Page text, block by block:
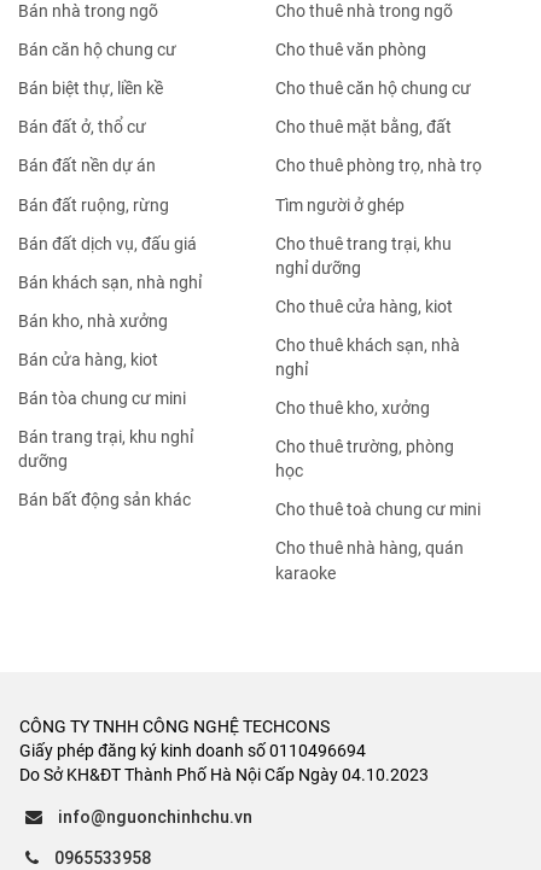
Bán nhà trong ngõ
Bán căn hộ chung cư
Bán biệt thự, liền kề
Bán đất ở, thổ cư
Bán đất nền dự án
Bán đất ruộng, rừng
Bán đất dịch vụ, đấu giá
Bán khách sạn, nhà nghỉ
Bán kho, nhà xưởng
Bán cửa hàng, kiot
Bán tòa chung cư mini
Bán trang trại, khu nghỉ
dưỡng
Bán bất động sản khác
Cho thuê nhà trong ngõ
Cho thuê văn phòng
Cho thuê căn hộ chung cư
Cho thuê mặt bằng, đất
Cho thuê phòng trọ, nhà trọ
Tìm người ở ghép
Cho thuê trang trại, khu
nghỉ dưỡng
Cho thuê cửa hàng, kiot
Cho thuê khách sạn, nhà
nghỉ
Cho thuê kho, xưởng
Cho thuê trường, phòng
học
Cho thuê toà chung cư mini
Cho thuê nhà hàng, quán
karaoke
CÔNG TY TNHH CÔNG NGHỆ TECHCONS
Giấy phép đăng ký kinh doanh số 0110496694
Do Sở KH&ĐT Thành Phố Hà Nội Cấp Ngày 04.10.2023
info@nguonchinhchu.vn
0965533958